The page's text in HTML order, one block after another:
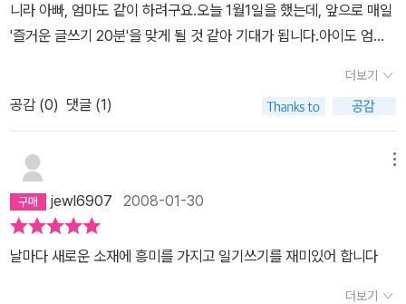
니라 아빠, 엄마도 같이 하려구요.오늘 1월1일을 했는데, 앞으로 매일
'즐거운 글쓰기 20분'을 맞게 될 것 같아 기대가 됩니다.아이도 엄마,
획세우기에 '매일 즐겁게 글쓰기 다이어리를 써야겠다'라고 썼네요.
아이한테만 쓰라지 주지 말고 같이 쓰면 좋을 것 같아요.처음에는 굳
이 똑같은 책을 세권이나 사야할 까 싶었는데직접해보니 각자의 일기
책을 가지게 되어서 새롭기도 하고일종의 연대감 같은게 생겨서 참
더보기
공감 (0) 댓글 (1)
jewl6907 2008-01-30
날마다 새로운 소재에 흥미를 가지고 일기쓰기를 재미있어 합니다
더보기